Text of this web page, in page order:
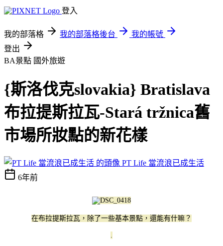
登入
我的部落格 我的部落格後台
我的帳號
登出
BA景點 國外旅遊
{斯洛伐克slovakia} Bratislava
布拉提斯拉瓦-Stará tržnica舊
市場所妝點的新花樣
PT Life 當流浪已成生活
6年前
在布拉提斯拉瓦，除了一些基本景點，還能有什嘛？